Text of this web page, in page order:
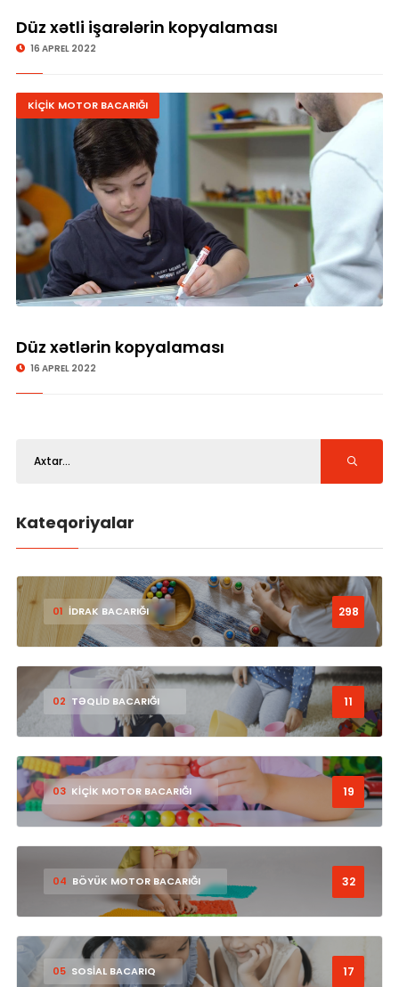
Düz xətli işarələrin kopyalaması
16 APREL 2022
KİÇİK MOTOR BACARIĞI
Düz xətlərin kopyalaması
16 APREL 2022
Kateqoriyalar
01 İDRAK BACARIĞI 298
02 TƏQLİD BACARIĞI 11
03 KİÇİK MOTOR BACARIĞI 19
04 BÖYÜK MOTOR BACARIĞI 32
05 SOSİAL BACARIQ 17